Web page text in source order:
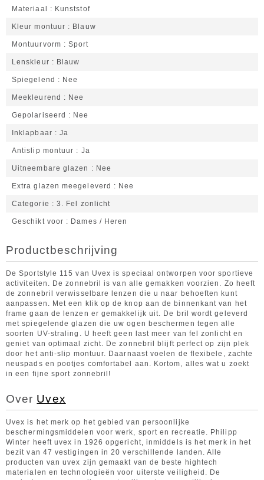
Materiaal Kunststof
Kleur montuur Blauw
Montuurvorm Sport
Lenskleur Blauw
Spiegelend Nee
Meekleurend Nee
Gepolariseerd Nee
Inklapbaar Ja
Antislip montuur Ja
Uitneembare glazen Nee
Extra glazen meegeleverd Nee
Categorie 3. Fel zonlicht
Geschikt voor Dames / Heren
Productbeschrijving
De Sportstyle 115 van Uvex is speciaal ontworpen voor sportieve
activiteiten. De zonnebril is van alle gemakken voorzien. Zo heeft
de zonnebril verwisselbare lenzen die u naar behoeften kunt
aanpassen. Met een klik op de knop aan de binnenkant van het
frame gaan de lenzen er gemakkelijk uit. De bril wordt geleverd
met spiegelende glazen die uw ogen beschermen tegen alle
soorten UV-straling. U heeft geen last meer van fel zonlicht en
geniet van optimaal zicht. De zonnebril blijft perfect op zijn plek
door het anti-slip montuur. Daarnaast voelen de flexibele, zachte
neuspads en pootjes comfortabel aan. Kortom, alles wat u zoekt
in een fijne sport zonnebril!
Over Uvex
Uvex is het merk op het gebied van persoonlijke
beschermingsmiddelen voor werk, sport en recreatie. Philipp
Winter heeft uvex in 1926 opgericht, inmiddels is het merk in het
bezit van 47 vestigingen in 20 verschillende landen. Alle
producten van uvex zijn gemaakt van de beste hightech
materialen en technologieën voor uiterste veiligheid. De